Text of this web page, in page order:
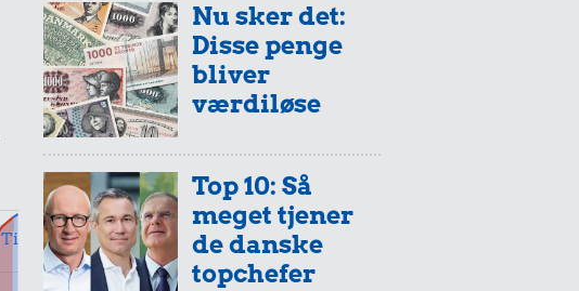
Til
Nu sker det:
Disse penge
bliver
værdiløse
Top 10: Så
meget tjener
de danske
topchefer